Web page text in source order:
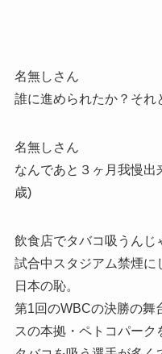
名無しさん
誰に進められたか？それ
名無しさん
なんであと３ヶ月我慢
歳)
飲食店でタバコ吸うんじ
試合中スタジアム禁煙に
日本の恥。
第1回のWBCの決勝の舞
スの本拠・ペトコパー